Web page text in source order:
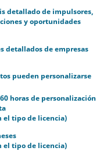
detallado de impulsores,
y oportunidades
detallados de empresas
pueden personalizarse
horas de personalización
el tipo de licencia)
el tipo de licencia)